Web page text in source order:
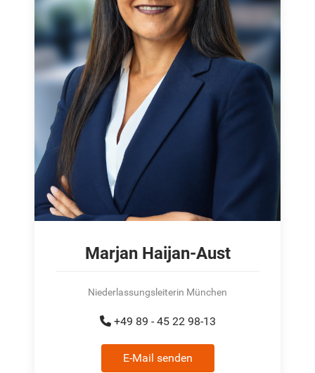
Marjan Haijan-Aust
Niederlassungsleiterin München
+49 89 - 45 22 98-13
E-Mail senden